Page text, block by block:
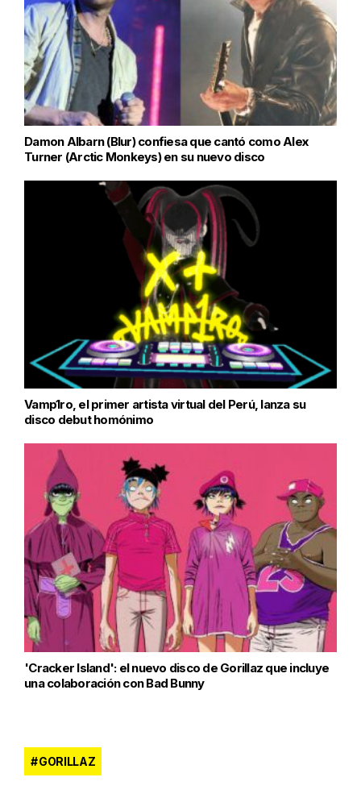
Damon Albarn (Blur) confiesa que cantó como Alex
Turner (Arctic Monkeys) en su nuevo disco
Vamp1ro, el primer artista virtual del Perú, lanza su
disco debut homónimo
'Cracker Island': el nuevo disco de Gorillaz que incluye
una colaboración con Bad Bunny
GORILLAZ